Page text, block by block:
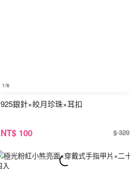
1/6
925銀針×皎月珍珠×耳扣
NT$ 100 $ 320